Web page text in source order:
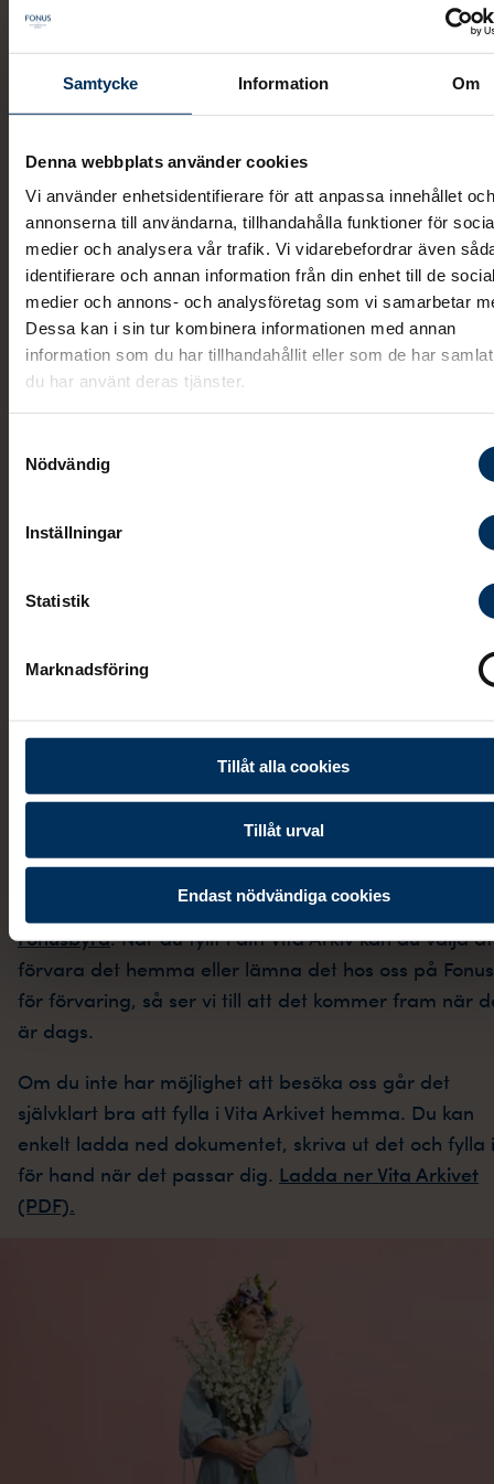
Samtycke Information Om
Denna webbplats använder cookies
Vi använder enhetsidentifierare för att anpassa innehållet och
annonserna till användarna, tillhandahålla funktioner för
medier och analysera vår trafik. Vi vidarebefordrar även
identifierare och annan information från din enhet till de
medier och annons- och analysföretag som vi samarbetar
Dessa kan i sin tur kombinera informationen med annan
information som du har tillhandahållit eller som de har
du har använt deras tjänster.
Nödvändig
Inställningar
Statistik
Marknadsföring
Tillåt alla cookies
Tillåt urval
Endast nödvändiga cookies
Digitala VitaArkivet
Vita Arkivet fyller du enklast i digitalt. Alla som har
18 år och har BankID kan använda den digitala
tjänsten. I tjänsten går det också att ladda upp fem
egna bilagor. Det kan exempelvis vara personliga
brev till din partner och dina barn som du vill ska
komma fram när du inte längre finns.
Vita Arkivet i pappersform
Om du önskar fylla i ett pappersexemplar av Vita
Arkivet är du varmt välkommen in pådin närmsta
Fonusbyrå. När du fyllt i ditt Vita Arkiv kan du välja
förvara det hemma eller lämna det hos oss på Fonus
för förvaring, så ser vi till att det kommer fram när
är dags.
Om du inte har möjlighet att besöka oss går det
självklart bra att fylla i Vita Arkivet hemma. Du kan
enkelt ladda ned dokumentet, skriva ut det och fylla i
för hand när det passar dig. Ladda ner Vita Arkivet
(PDF).